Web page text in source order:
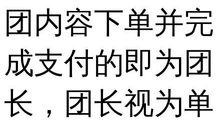
团内容下单并完
成支付的即为团
长，团长视为单